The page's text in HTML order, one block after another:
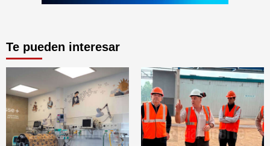
Te pueden interesar